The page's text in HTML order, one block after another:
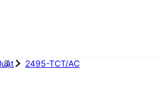
2495-TCT/AC